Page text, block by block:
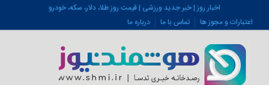
اخبار روز | خبر جدید ورزشی | قیمت روز طلا، دلار، سکه، خودرو
اعتبارات و مجوز ها
تماس با ما درباره ما